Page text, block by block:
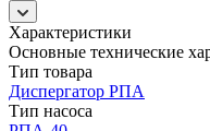
Характеристики
Основные технические
Тип товара
Диспергатор РПА
Тип насоса